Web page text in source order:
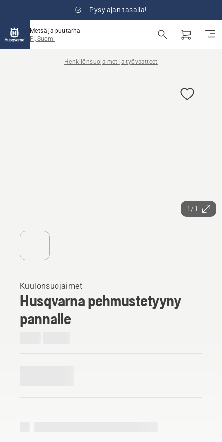
Pysy ajan tasalla!
Metsä ja puutarha
FI, Suomi
Henkilönsuojaimet ja työvaatteet
1/1
Kuulonsuojaimet
Husqvarna pehmustetyyny
pannalle